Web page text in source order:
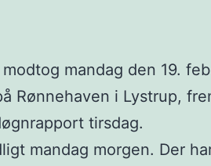
mandag den 19.
Rønnehaven i Lystrup,
tirsdag.
mandag morgen. Der